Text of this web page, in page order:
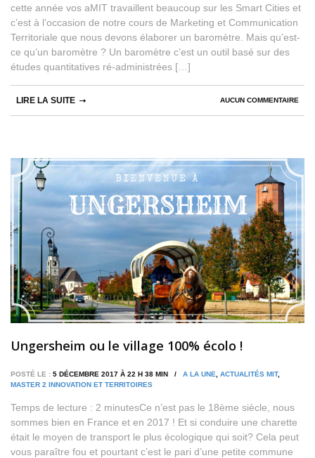
cette année vos aMIT travaillent beaucoup sur les Smart Cities et
c’est à l’occasion de notre cours de Marketing et Communication
Territoriale que nous devons élaborer un baromètre. Mais qu’est-
ce qu’un baromètre ? Un baromètre c’est un outil basé sur des
études quantitatives ré-administrées […]
AUCUN COMMENTAIRE
LIRE LA SUITE
Ungersheim ou le village 100% écolo !
POSTÉ LE : 5 DÉCEMBRE 2017 À 22 H 38 MIN / A LA UNE ACTUALITÉS MIT,
MASTER 2 INNOVATION ET TERRITOIRES
Temps de lecture : 2 minutesCe n’est pas le 18ème siècle, nous
sommes bien en France et en 2017 ! Et si conduire une charette
était le moyen de transport le plus écologique qui soit? Cela peut
vous paraître fou et pourtant c’est le pari d’une petite commune